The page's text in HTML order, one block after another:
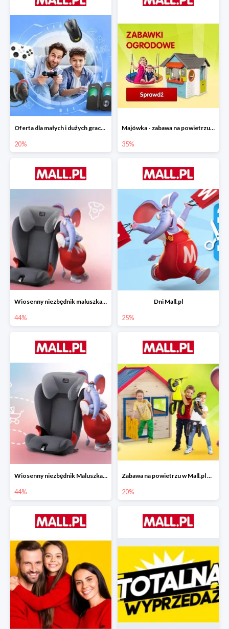
Oferta dla małych i dużych graczy w Mall.pl do -20%
20%
Majówka - zabawa na powietrzu do -35%
35%
Wiosenny niezbędnik maluszka do -44% taniej
44%
Dni Mall.pl
25%
Wiosenny niezbędnik Maluszka w Mall.pl do -44%
44%
Zabawa na powietrzu w Mall.pl do -20%
20%